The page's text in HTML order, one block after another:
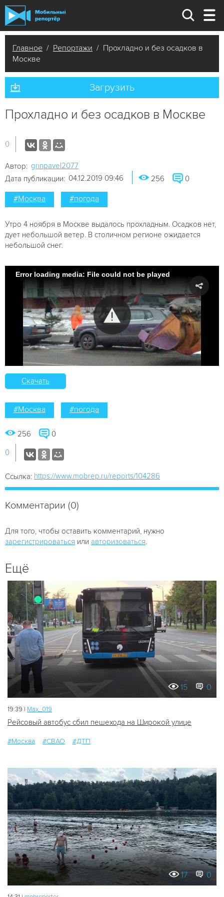
Главное / Репортажи / Прохладно и без осадков в
Москве
Загрузить
Прохладно и без осадков в Москве
0
Автор: grinpavel2077
Дата публикации: 04.12.2019 09:46 256 0
#Москва #погода
Утро 4 ноября в Москве выдалось прохладным. Осадков нет,
дует небольшой ветер. В столичном регионе ожидается
небольшой снег.
Error loading media: File could not be played
Скачать
#Москва #погода
256 0
0
Ссылка: https://www.mobrep.ru/reports/104286
Комментарии (0)
Для того, чтобы оставить комментарий, нужно
зарегистрироваться или авторизоваться
Ещё
15 0
19:39 | Мах_019
Рейсовый автобус сбил пешехода на Широкой улице
#Москва #СВАО #ДТП
17 0